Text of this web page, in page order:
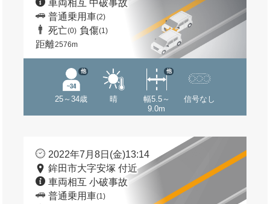
車両相互 中破事故
普通乗用車(2)
死亡(0) 負傷(1)
距離2576m
25～34歳
他
晴
幅5.5～
9.0m
他
信号なし
2022年7月8日(金)13:14
鉾田市大字安塚 付近
車両相互 小破事故
普通乗用車(1)